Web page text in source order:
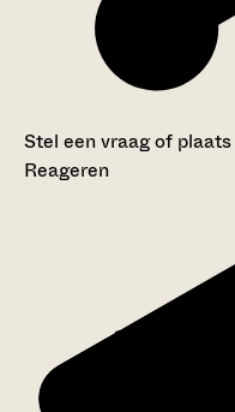
Stel een vraag of
Reageren